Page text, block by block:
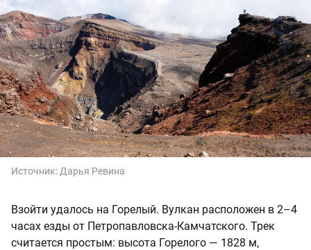
Источник: Дарья Ревина
Взойти удалось на Горелый. Вулкан расположен в 2–4
часах езды от Петропавловска-Камчатского. Трек
считается простым: высота Горелого — 1828 м,